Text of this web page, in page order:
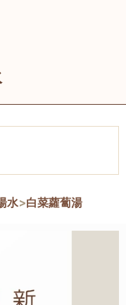
水>白菜蘿蔔湯